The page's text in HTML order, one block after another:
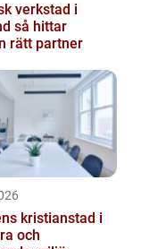
verkstad i
rätt partner
kristianstad i
och